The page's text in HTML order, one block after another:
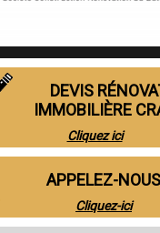
DEVIS
IMMOBILIÈRE
Cliquez ici
APPELEZ-NOUS
Cliquez-ici